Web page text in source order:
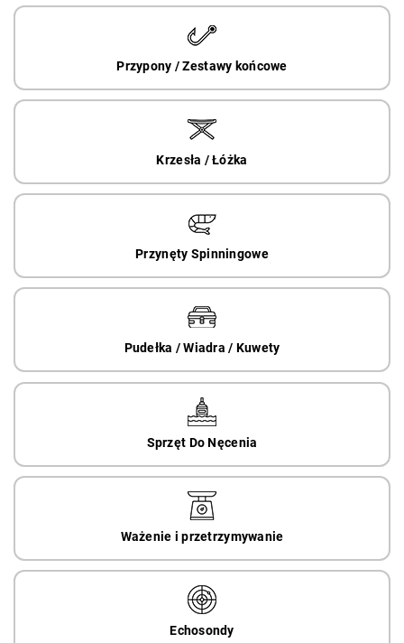
Przypony / Zestawy końcowe
Krzesła / Łóżka
Przynęty Spinningowe
Pudełka / Wiadra / Kuwety
Sprzęt Do Nęcenia
Ważenie i przetrzymywanie
Echosondy